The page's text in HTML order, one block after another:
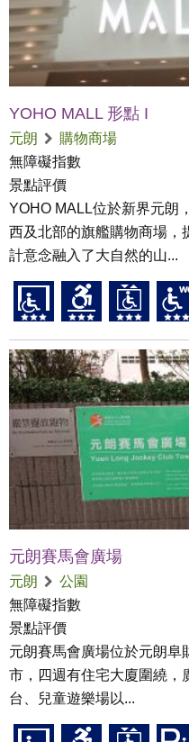
YOHO MALL 形點 I
元朗
購物商場
無障礙指數
景點評價
YOHO MALL位於新界元朗
西及北部的旗艦購物商場，
計意念融入了大自然的山...
元朗賽馬會廣場
元朗
公園
無障礙指數
景點評價
元朗賽馬會廣場位於元朗阜
市，四週有住宅大廈圍繞，
台、兒童遊樂場以...